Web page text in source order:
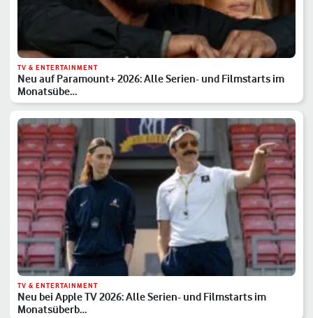
TV & ENTERTAINMENT
Neu auf Paramount+ 2026: Alle Serien- und Filmstarts im
Monatsübe…
TV & ENTERTAINMENT
Neu bei Apple TV 2026: Alle Serien- und Filmstarts im
Monatsüberb…